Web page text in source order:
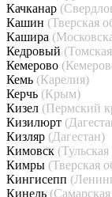
Качканар
Кашин (Тверская
Кашира
Кедровый
Кемерово
Кемь (Карелия)
Керчь (Крым)
Кизел (Пермский
Кизилюрт
Кизляр (Дагестан)
Кимовск
Кимры (Тверская
Кингисепп
Кинель